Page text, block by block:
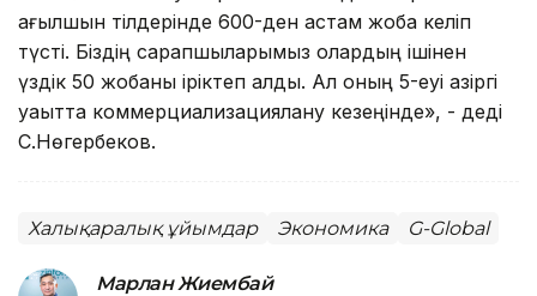
ағылшын тілдерінде 600-ден астам жоба келіп
түсті. Біздің сарапшыларымыз олардың ішінен
үздік 50 жобаны іріктеп алды. Ал оның 5-еуі қазіргі
уақытта коммерциализациялану кезеңінде», - деді
С.Нөгербеков.
Халықаралық ұйымдар Экономика G-Global
Марлан Жиембай